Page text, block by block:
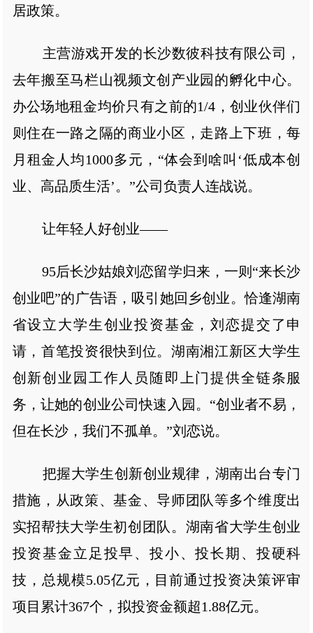
居政策。
主营游戏开发的长沙数彼科技有限公司，
去年搬至马栏山视频文创产业园的孵化中心。
办公场地租金均价只有之前的1/4，创业伙伴们
则住在一路之隔的商业小区，走路上下班，每
月租金人均1000多元，“体会到啥叫‘低成本创
业、高品质生活’。”公司负责人连战说。
让年轻人好创业——
95后长沙姑娘刘恋留学归来，一则“来长沙
创业吧”的广告语，吸引她回乡创业。恰逢湖南
省设立大学生创业投资基金，刘恋提交了申
请，首笔投资很快到位。湖南湘江新区大学生
创新创业园工作人员随即上门提供全链条服
务，让她的创业公司快速入园。“创业者不易，
但在长沙，我们不孤单。”刘恋说。
把握大学生创新创业规律，湖南出台专门
措施，从政策、基金、导师团队等多个维度出
实招帮扶大学生初创团队。湖南省大学生创业
投资基金立足投早、投小、投长期、投硬科
技，总规模5.05亿元，目前通过投资决策评审
项目累计367个，拟投资金额超1.88亿元。